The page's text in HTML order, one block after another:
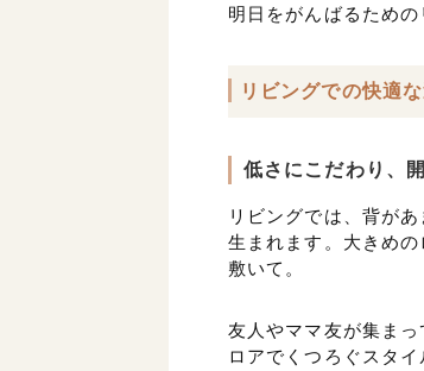
明日をがんばるための
リビングでの快適
低さにこだわり、
リビングでは、背が
生まれます。大きめ
敷いて。
友人やママ友が集ま
ロアでくつろぐスタイ